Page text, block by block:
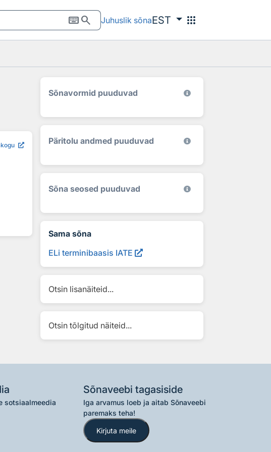
keyboardsearch Juhuslik sõnaEST apps
Sõnavormid puuduvad
Päritolu andmed puuduvad
Sõna seosed puuduvad
Sama sõna
ELi terminibaasis IATE
Otsin lisanäiteid...
Otsin tõlgitud näiteid...
sotsiaalmeedia
Sõnaveebi tagasiside
Iga arvamus loeb ja aitab Sõnaveebi
paremaks teha!
Kirjuta meile